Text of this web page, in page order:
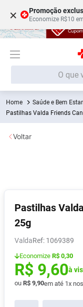
× Promoção
Economize R$10
O que você está
Saúde e Bem Estar
Pastilhas Valda Friends
Pastilhas
25g
Valda : 1069389
Economize R$ 0,30
R$ 9,60à
ou R$ 9,90em até 1x
Voltar
Termos mais
1º Fralda
2
5º Fralda G
6º Shampoo
7
8º Absorvente
9º Lavitan
10 º Vitamina D